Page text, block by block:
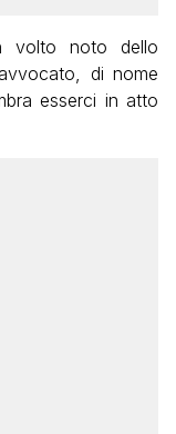
volto noto dello
di nome
esserci in atto